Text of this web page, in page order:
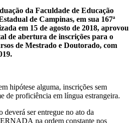
da Faculdade de Educação
de Campinas, em sua 167ª
em 15 de agosto de 2018, aprovou
de abertura de inscrições para o
de Mestrado e Doutorado, com
hipótese alguma, inscrições sem
de proficiência em língua estrangeira.
deverá ser entregue no ato da
na ordem constante nos